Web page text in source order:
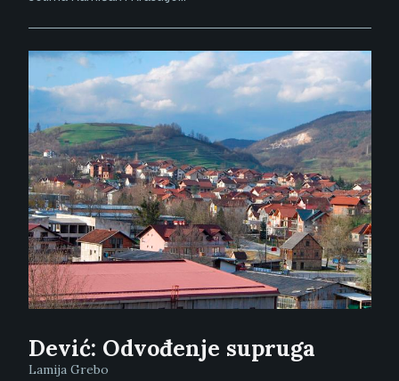
Dević: Odvođenje supruga
Lamija Grebo